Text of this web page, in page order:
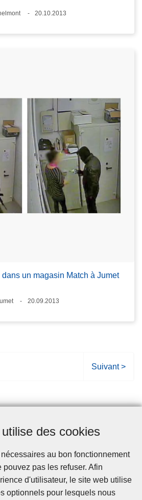
des cookies
au bon fonctionnement
pas les refuser. Afin
d'utilisateur, le site web utilise
optionnels pour lesquels nous
20.10.2013
un magasin Match à Jumet
20.09.2013
P
e
u
v
a
n
t
Suivant >
Statistiques